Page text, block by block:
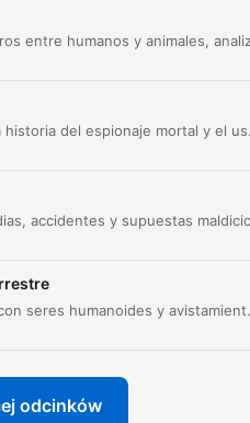
en Uganda
Miguel Ángel Pertierra:
Ángel Partierra
y conclusiones
lo habéis acogido como yo
Este episodio de Terror en Blanco explora la historia del
Este episodio explora diversos encuentros con seres humanoides y
odcinków